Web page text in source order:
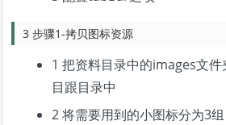
3 步骤1-拷贝图标资源
1 把资料目录中的images文
目跟目录中
2 将需要用到的小图标分为3